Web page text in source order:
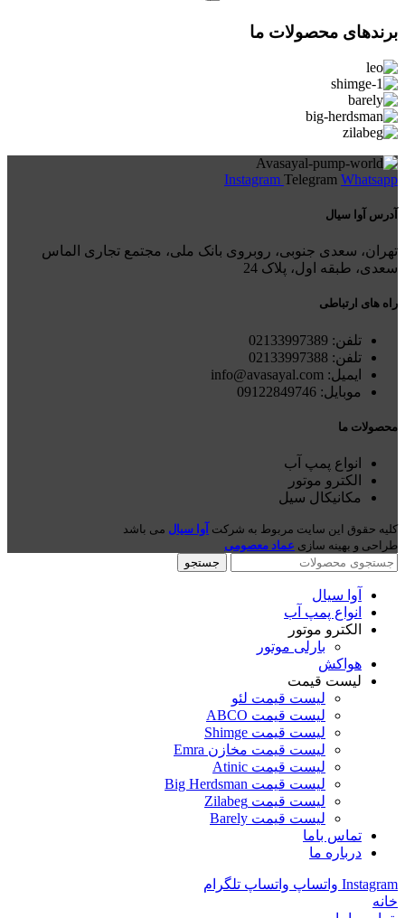
برندهای محصولات ما
Instagram Telegram Whatsapp
آدرس آوا سیال
تهران، سعدی جنوبی، روبروی بانک ملی، مجتمع تجاری الماس
سعدی، طبقه اول، پلاک 24
راه های ارتباطی
تلفن: 021 33997389
تلفن:
ایمیل: info@avasayal.com
موبایل: 09122849746
محصولات ما
انواع پمپ آب
الکترو موتور
مکانیکال سیل
کلیه حقوق این سایت مربوط به شرکت آوا سیال می باشد
طراحی و بهینه سازی عماد معصومی
جستجو
آوا سیال
انواع پمپ آب
الکترو موتور
بارلی موتور
هواکش
لیست قیمت
لیست قیمت لئو
لیست قیمت ABCO
لیست قیمت Shimge
لیست قیمت مخازن Emra
لیست قیمت Atinic
لیست قیمت Big Herdsman
لیست قیمت Zilabeg
لیست قیمت Barely
تماس باما
درباره ما
Instagram واتساپ واتساپ تلگرام
خانه